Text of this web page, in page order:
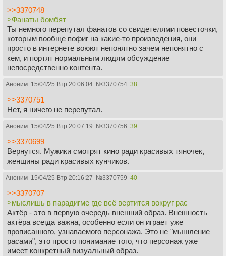
>>3370748
>Фанаты бомбят
Ты немного перепутал фанатов со свидетелями повесточки,
которым вообще пофиг на какие-то произведения, они
просто в интернете воюют непонятно зачем непонятно с
кем, и портят нормальным людям обсуждение
непосредственно контента.
Аноним 15/04/25 Втр 20:06:04 №3370754 38
>>3370751
Нет, я ничего не перепутал.
Аноним 15/04/25 Втр 20:07:19 №3370756 39
>>3370699
Вернутся. Мужики смотрят кино ради красивых тяночек,
женщины ради красивых кунчиков.
Аноним 15/04/25 Втр 20:16:27 №3370759 40
>>3370707
>мыслишь в парадигме где всё вертится вокруг рас
Актёр - это в первую очередь внешний образ. Внешность
актёра всегда важна, особенно если он играет уже
прописанного, узнаваемого персонажа. Это не "мышление
расами", это просто понимание того, что персонаж уже
имеет конкретный визуальный образ.